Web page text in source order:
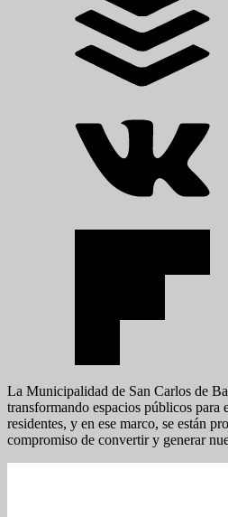
La Municipalidad de San Carlos de
transformando espacios públicos para
residentes, y en ese marco, se están
compromiso de convertir y generar